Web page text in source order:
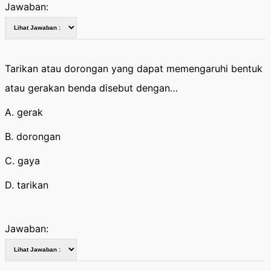
Jawaban:
Tarikan atau dorongan yang dapat memengaruhi bentuk
atau gerakan benda disebut dengan…
A. gerak
B. dorongan
C. gaya
D. tarikan
Jawaban: